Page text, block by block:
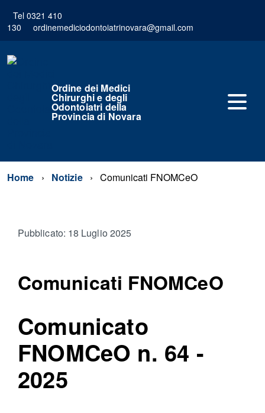
Tel 0321 410
130
ordinemediciodontoiatrinovara@gmail.com
Ordine dei Medici
Chirurghi e degli
Odontoiatri della
Provincia di Novara
Home Notizie Comunicati FNOMCeO
Pubblicato: 18 Luglio 2025
Comunicati FNOMCeO
Comunicato
FNOMCeO n. 64 -
2025